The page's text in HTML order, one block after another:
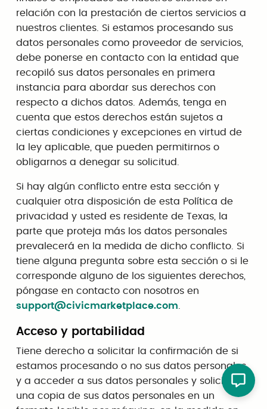
relación con la prestación de ciertos servicios a
nuestros clientes. Si estamos procesando sus
datos personales como proveedor de servicios,
debe ponerse en contacto con la entidad que
recopiló sus datos personales en primera
instancia para abordar sus derechos con
respecto a dichos datos. Además, tenga en
cuenta que estos derechos están sujetos a
ciertas condiciones y excepciones en virtud de
la ley aplicable, que pueden permitirnos o
obligarnos a denegar su solicitud.
Si hay algún conflicto entre esta sección y
cualquier otra disposición de esta Política de
privacidad y usted es residente de Texas, la
parte que proteja más los datos personales
prevalecerá en la medida de dicho conflicto. Si
tiene alguna pregunta sobre esta sección o si le
corresponde alguno de los siguientes derechos,
póngase en contacto con nosotros en
support@civicmarketplace.com
Acceso y portabilidad
Tiene derecho a solicitar la confirmación de si
estamos procesando o no sus datos personales
y a acceder a sus datos personales y solicitar
una copia de sus datos personales en un